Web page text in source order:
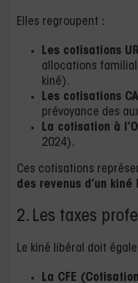
Elles regroupent :
Les cotisations
allocations
kiné).
Les cotisations
prévoyance des
La cotisation à
2024).
Ces cotisations
des revenus d’un
2. Les taxes
Le kiné libéral doit
La CFE